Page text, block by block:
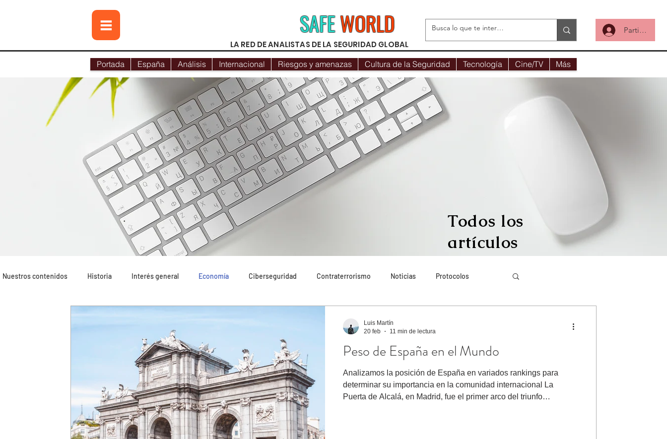
SAFEWORLD
LA RED DE ANALISTAS DE LA SEGURIDAD GLOBAL
Participa
Portada España Análisis Internacional Riesgos y amenazas Cultura de la Seguridad Tecnología Cine/TV Más
Todos los
artículos
Nuestros contenidos Historia Interés general Economía Ciberseguridad Contraterrorismo Noticias Protocolos
Terrorismo yihadista Recomendaciones Riesgos Amenazas Narcotráfico Inmigración irregular
Portada Formación Altercados en Cataluña Análisis Economía Más destacado Artículos en inglés
Peso de España en el Mundo
Analizamos la posición de España en variados rankings para
determinar su importancia en la comunidad internacional La
Puerta de Alcalá, en Madrid, fue el primer arco del triunfo
Luis Martín
20 feb
11 min de lectura